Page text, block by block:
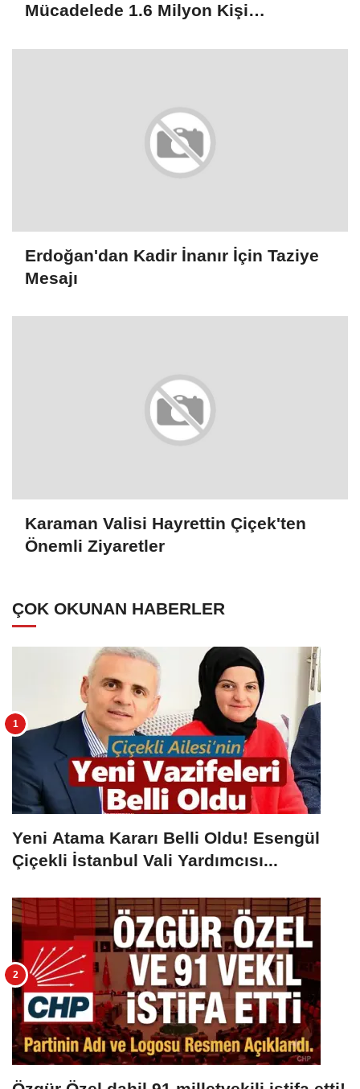
Mücadelede 1.6 Milyon Kişi
Erdoğan'dan Kadir İnanır İçin Taziye
Mesajı
Karaman Valisi Hayrettin Çiçek'ten
Önemli Ziyaretler
ÇOK OKUNAN HABERLER
Yeni Atama Kararı Belli Oldu! Esengül
Çiçekli İstanbul Vali Yardımcısı...